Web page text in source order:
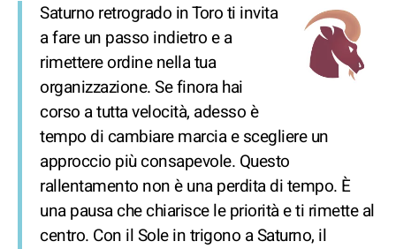
Saturno retrogrado in Toro ti invita
a fare un passo indietro e a
rimettere ordine nella tua
organizzazione. Se finora hai
corso a tutta velocità, adesso è
tempo di cambiare marcia e scegliere un
approccio più consapevole. Questo
rallentamento non è una perdita di tempo. È
una pausa che chiarisce le priorità e ti rimette al
centro. Con il Sole in trigono a Saturno, il